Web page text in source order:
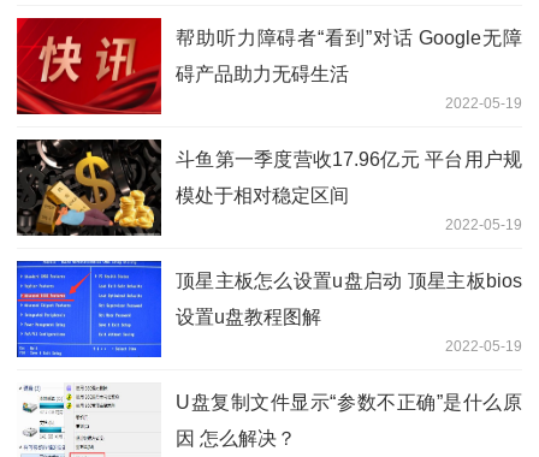
帮助听力障碍者“看到”对话 Google无障
碍产品助力无碍生活
2022-05-19
斗鱼第一季度营收17.96亿元 平台用户规
模处于相对稳定区间
2022-05-19
顶星主板怎么设置u盘启动 顶星主板bios
设置u盘教程图解
2022-05-19
U盘复制文件显示“参数不正确”是什么原
因 怎么解决？